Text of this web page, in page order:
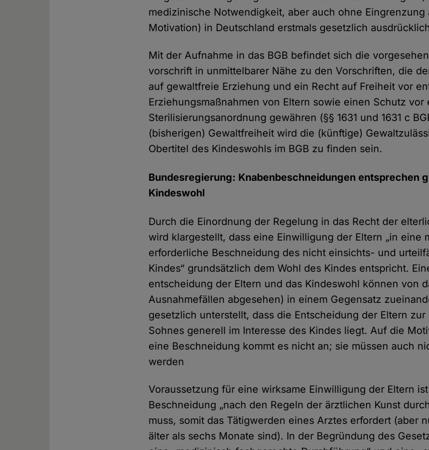
medizinische Not­wendig­keit, aber auch ohne
Motivation) in Deutschland erstmals gesetzlich
Mit der Aufnahme in das BGB befindet sich die
vorschrift in unmittel­barer Nähe zu den Vor­schriften, die
auf gewalt­freie Erziehung und ein Recht auf Freiheit vor
Erziehungs­maßnahmen von Eltern sowie einen Schutz vor
Steri­lisierungs­anordnung gewähren (§§ 1631 und 1631 c
(bisherigen) Gewalt­freiheit wird die (künftige)
Ober­titel des Kindes­wohls im BGB zu finden sein.
Bundesregierung: Knabenbeschneidungen entsprechen
Kindeswohl
Durch die Einordnung der Regelung in das Recht der
wird klar­gestellt, dass eine Ein­willigung der Eltern „in eine
erforderliche Beschneidung des nicht einsichts- und
Kindes“ grund­sätzlich dem Wohl des Kindes entspricht.
entscheidung der Eltern und das Kindes­wohl können von
Ausnahme­fällen abgesehen) in einem Gegen­satz
gesetzlich unter­stellt, dass die Ent­scheidung der Eltern
Sohnes generell im Interesse des Kindes liegt. Auf die
eine Beschneidung kommt es nicht an; sie müssen auch
werden
Voraus­setzung für eine wirksame Einwilligung der Eltern
Beschneidung „nach den Regeln der ärztlichen Kunst
muss, somit das Tätig­werden eines Arztes erfordert (aber
älter als sechs Monate sind). In der Begründung des